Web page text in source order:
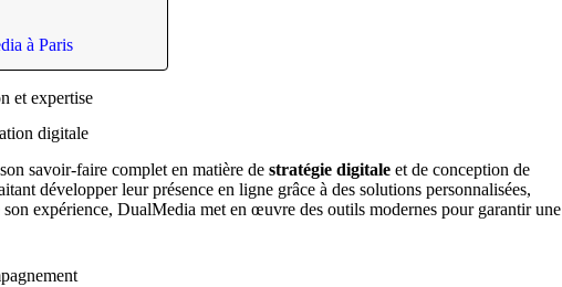
à Paris
et expertise
digitale
savoir-faire complet en matière de stratégie digitale et de conception de
développer leur présence en ligne grâce à des solutions personnalisées,
expérience, DualMedia met en œuvre des outils modernes pour garantir une